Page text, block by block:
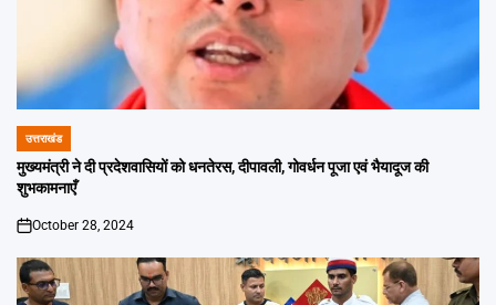
POSTED
IN
उत्तराखंड
मुख्यमंत्री ने दी प्रदेशवासियों को धनतेरस, दीपावली, गोवर्धन पूजा एवं भैयादूज की
शुभकामनाएँ
on
October 28, 2024